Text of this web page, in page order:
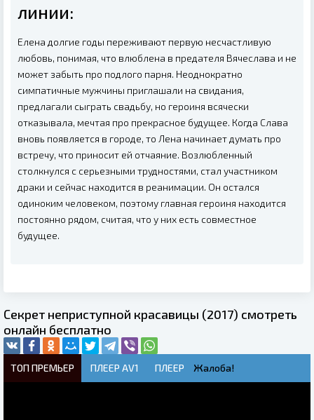
линии:
Елена долгие годы переживают первую несчастливую
любовь, понимая, что влюблена в предателя Вячеслава и не
может забыть про подлого парня. Неоднократно
симпатичные мужчины приглашали на свидания,
предлагали сыграть свадьбу, но героиня всячески
отказывала, мечтая про прекрасное будущее. Когда Слава
вновь появляется в городе, то Лена начинает думать про
встречу, что приносит ей отчаяние. Возлюбленный
столкнулся с серьезными трудностями, стал участником
драки и сейчас находится в реанимации. Он остался
одиноким человеком, поэтому главная героиня находится
постоянно рядом, считая, что у них есть совместное
будущее.
Секрет неприступной красавицы (2017) смотреть
онлайн бесплатно
ТОП ПРЕМЬЕР ПЛЕЕР AV1 ПЛЕЕР Жалоба!